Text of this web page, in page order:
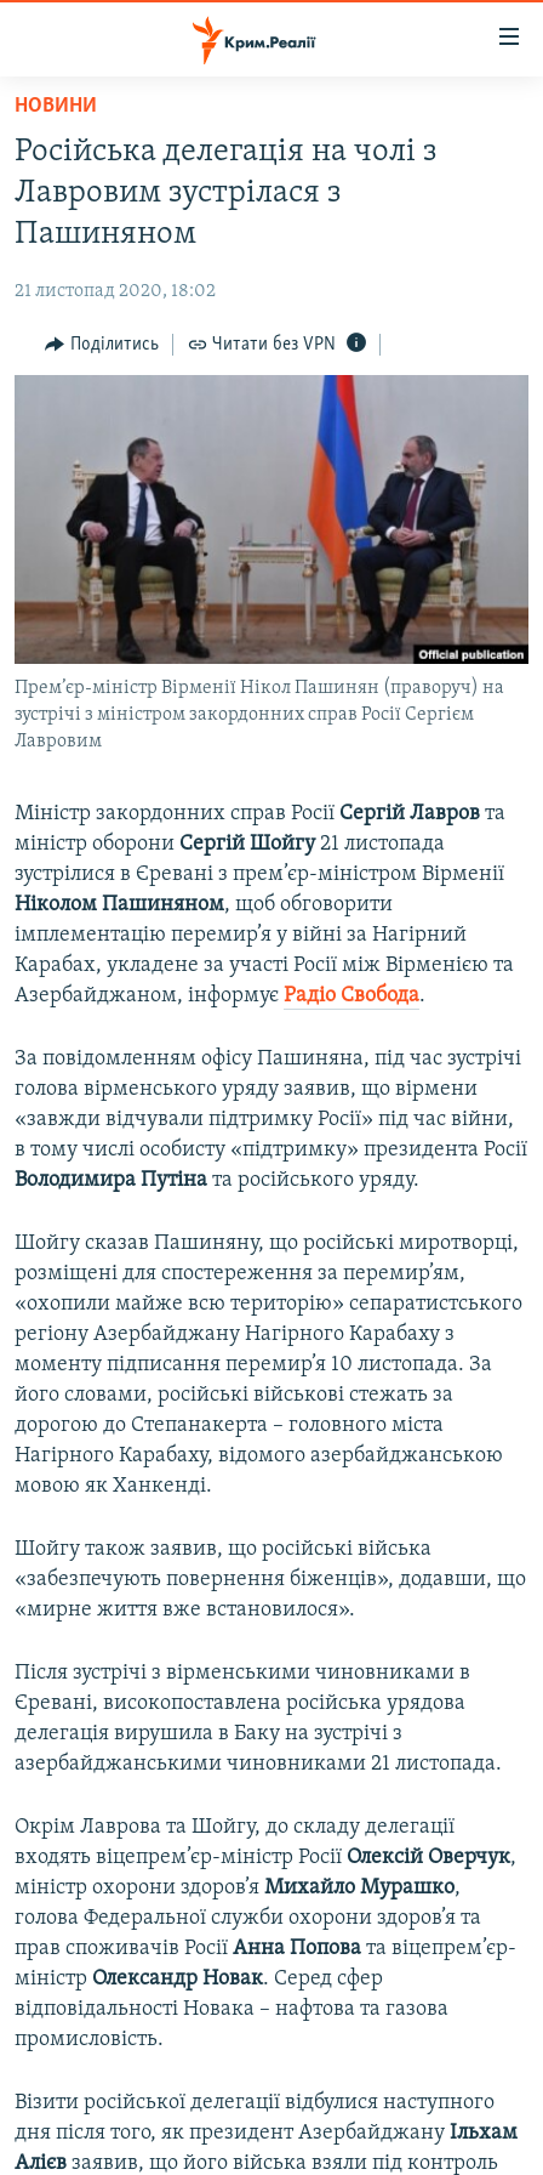
Перейти
основного
матеріалу
Перейти
до
основної
Перейти
до
ВІДЕО ТА ФОТО
БЛОГИ
ПОГЛЯД
ВСЕ ЗА ДЕНЬ
СПЕЦПРОЕКТИ
ДЕПОРТАЦІЯ
ВІДЕОУРОКИ «ELIFBE»
СВІДЧЕННЯ ОКУПАЦІЇ
УКРАЇНСЬКА ПРОБЛЕМА КРИМУ
ІНФОГРАФІКА
ЯК ОБІЙТИ БЛОКУВАННЯ
Русский
Qırımtatar
ДОЛУЧАЙСЯ!
Усі сайти RFE/RL
НОВИНИ
Російська делегація на чолі з
Лавровим зустрілася з
Пашиняном
21 листопад 2020, 18:02
Поділитись Читати без VPN
Прем’єр-міністр Вірменії Нікол Пашинян (праворуч) на
зустрічі з міністром закордонних справ Росії Сергієм
Лавровим
Міністр закордонних справ Росії Сергій Лавров та
міністр оборони Сергій Шойгу21 листопада
зустрілися в Єревані з прем’єр-міністром Вірменії
Ніколом Пашиняном, щоб обговорити
імплементацію перемир’я у війні за Нагірний
Карабах, укладене за участі Росії між Вірменією та
Азербайджаном, інформує Радіо Свобода.
За повідомленням офісу Пашиняна, під час зустрічі
голова вірменського уряду заявив, що вірмени
«завжди відчували підтримку Росії» під час війни,
в тому числі особисту «підтримку» президента Росії
Володимира Путіна та російського уряду.
Шойгу сказав Пашиняну, що російські миротворці,
розміщені для спостереження за перемир’ям,
«охопили майже всю територію» сепаратистського
регіону Азербайджану Нагірного Карабаху з
моменту підписання перемир’я 10 листопада. За
його словами, російські військові стежать за
дорогою до Степанакерта – головного міста
Нагірного Карабаху, відомого азербайджанською
мовою як Ханкенді.
Шойгу також заявив, що російські війська
«забезпечують повернення біженців», додавши, що
«мирне життя вже встановилося».
Після зустрічі з вірменськими чиновниками в
Єревані, високопоставлена російська урядова
делегація вирушила в Баку на зустрічі з
азербайджанськими чиновниками 21 листопада.
Окрім Лаврова та Шойгу, до складу делегації
входять віцепрем’єр-міністр Росії Олексій Оверчук,
міністр охорони здоров’я Михайло Мурашко,
голова Федеральної служби охорони здоров’я та
прав споживачів Росії Анна Попова та віцепрем’єр-
міністр Олександр Новак. Серед сфер
відповідальності Новака – нафтова та газова
промисловість.
Візити російської делегації відбулися наступного
дня після того, як президент Азербайджану Ільхам
Алієв заявив, що його війська взяли під контроль